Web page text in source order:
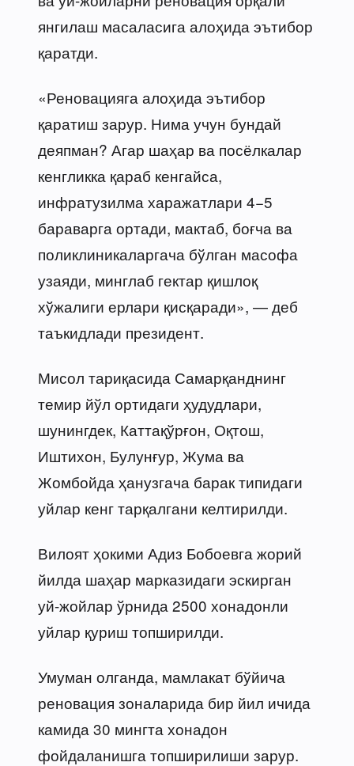
янгилаш масаласига алоҳида эътибор
қаратди.
«Реновацияга алоҳида эътибор
қаратиш зарур. Нима учун бундай
деяпман? Агар шаҳар ва посёлкалар
кенгликка қараб кенгайса,
инфратузилма харажатлари 4−5
бараварга ортади, мактаб, боғча ва
поликлиникаларгача бўлган масофа
узаяди, минглаб гектар қишлоқ
хўжалиги ерлари қисқаради», — деб
таъкидлади президент.
Мисол тариқасида Самарқанднинг
темир йўл ортидаги ҳудудлари,
шунингдек, Каттақўрғон, Оқтош,
Иштихон, Булунғур, Жума ва
Жомбойда ҳанузгача барак типидаги
уйлар кенг тарқалгани келтирилди.
Вилоят ҳокими Адиз Бобоевга жорий
йилда шаҳар марказидаги эскирган
уй-жойлар ўрнида 2500 хонадонли
уйлар қуриш топширилди.
Умуман олганда, мамлакат бўйича
реновация зоналарида бир йил ичида
камида 30 мингта хонадон
фойдаланишга топширилиши зарур.